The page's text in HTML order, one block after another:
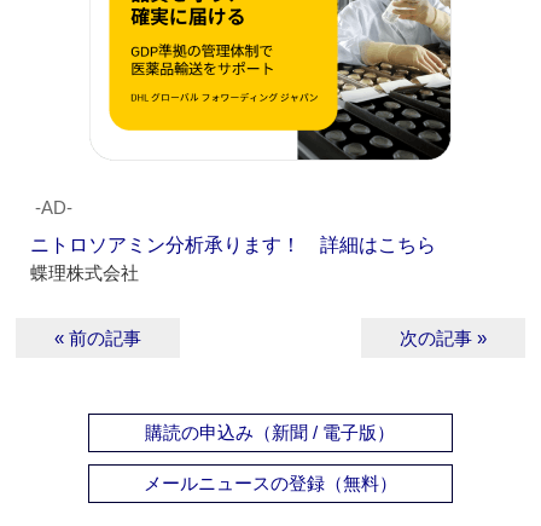
‐AD‐
ニトロソアミン分析承ります！ 詳細はこちら
蝶理株式会社
« 前の記事 次の記事 »
購読の申込み（新聞 / 電子版）
メールニュースの登録（無料）